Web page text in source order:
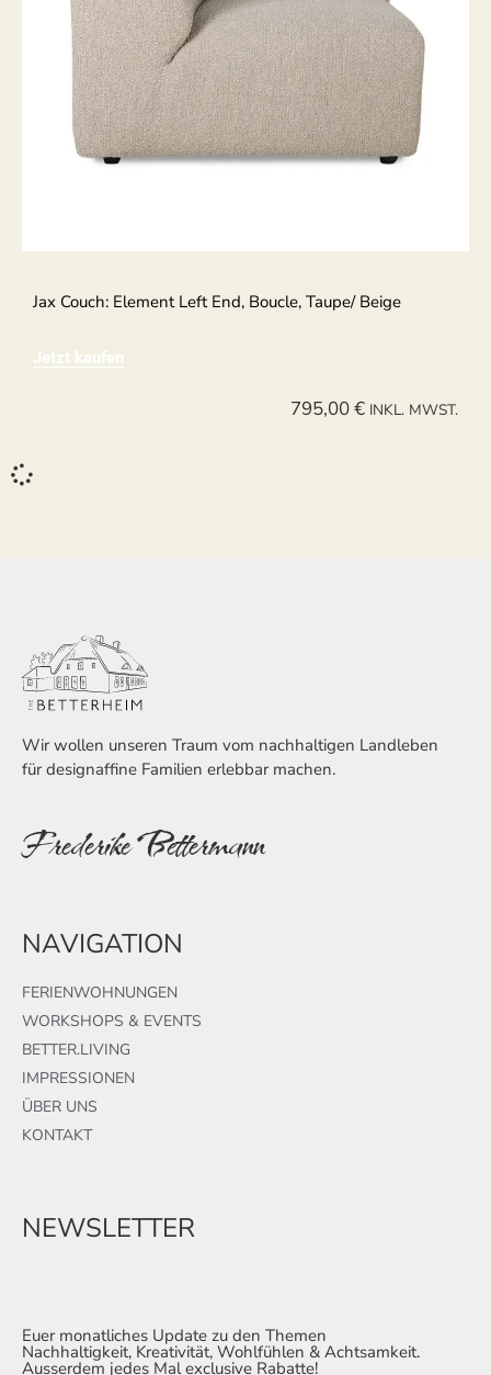
Jax Couch: Element Left End, Boucle, Taupe/ Beige
Jetzt kaufen
795,00€ INKL. MWST.
Wir wollen unseren Traum vom nachhaltigen Landleben
für designaffine Familien erlebbar machen.
Frederike Bettermann
NAVIGATION
FERIENWOHNUNGEN
WORKSHOPS & EVENTS
BETTER.LIVING
IMPRESSIONEN
ÜBER UNS
KONTAKT
NEWSLETTER
Euer monatliches Update zu den Themen
Nachhaltigkeit, Kreativität, Wohlfühlen & Achtsamkeit.
Ausserdem jedes Mal exclusive Rabatte!